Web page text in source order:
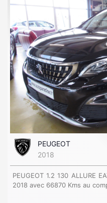
PEUGEOT
2018
PEUGEOT 1.2 130 ALLURE
2018 avec 66870 Kms au